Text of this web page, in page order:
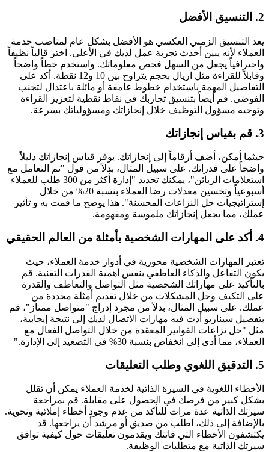
2. التنسيق الأفضل
يعد التنسيق الزمني العكسي هو الأفضل بشكل عام لمناصب خدمة
العملاء لأنه يبين أحدث تجربة عمل لديك في الأعلى. اختر قالباً نظيفاً
واحترافياً يجعل من السهل فحص معلوماتك. واستخدم خطاً واضحاً
وقابلاً للقراءة مثل اريال بحجم يتراوح بين 10 و12 نقطة. أكد على
التفاصيل المهمة باستخدام خطوط غامقة أو مائلة باعتدال لتجنب
الفوضى. قم أيضاً بتنسيق تجاربك في نقاط نقطية لتعزيز القراءة
وتوجيه مسؤول التوظيف خلال إنجازاتك ومسؤولياتك بسرعة.
3. قم بقياس إنجازاتك
حيثما أمكن، أضف أرقاماً إلى إنجازاتك. يوفر قياس إنجازاتك دليلاً
واضحاً على قدراتك. على سبيل المثال، بدلاً من قول "تم التعامل مع
استعلامات الزبائن"، يمكنك تحديد "إدارة أكثر من 300 طلب للعملاء
أسبوعياً وتحسين معدلات رضا العملاء بنسبة 20% من خلال
إستراتيجيات حل النزاعات المحسنة". هذا يوضح ما قمت به و تأثير
عملك، مما يجعل إنجازاتك ملموسة ومفهومة.
4. أكد على المهارات الشخصية بأمثلة من العالم الحقيقي
تعتبر المهارات الشخصية محورية في أدوار خدمة العملاء، حيث
يكون التفاعل والذكاء العاطفي بنفس أهمية القدرات التقنية. قم
بالتأكيد على مهاراتك الشخصية مثل التواصل والتعاطف والقدرة
على التكيف وحل المشكلات من خلال تقديم أمثلة محددة من
عملك. على سبيل المثال، بدلاً من مجرد إدراج "متواصل ممتاز"، قم
بتفصيل سيناريو أدت فيه مهارات الاتصال لديك إلى نتيجة إيجابية،
مثل "حل نزاعات الفواتير المعقدة من خلال التواصل الفعال مع
العملاء، مما أدى إلى انخفاض بنسبة 30% في التصعيد إلى الإدارة."
5. التدقيق اللغوي وطلب التعليقات
الأخطاء اللغوية في السيرة الذاتية لخدمة العملاء يمكن أن تقلل
بشكل كبير من فرصك في الحصول على مقابلة. قم بمراجعة
سيرتك الذاتية عدة مرات للتأكد من عدم وجود أخطاء إملائية ونحوية.
بالإضافة إلى ذلك، اطلب من صديق أو مرشد أن يراجعها. قد
يكتشفون الأخطاء التي فاتتك ويقدمون تعليقات حول كيفية توافق
سيرتك الذاتية مع متطلبات الوظيفة.